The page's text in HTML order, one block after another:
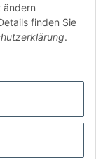
ändern
finden Sie
.